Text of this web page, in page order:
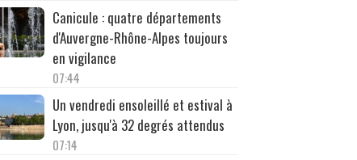
Canicule : quatre départements
d'Auvergne-Rhône-Alpes toujours
en vigilance
07:44
Un vendredi ensoleillé et estival à
Lyon, jusqu'à 32 degrés attendus
07:14